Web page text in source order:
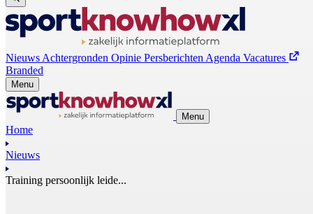
Nieuws Achtergronden Opinie Persberichten Agenda Vacatures
Branded
Menu
Menu
Home
Nieuws
Training persoonlijk leide...